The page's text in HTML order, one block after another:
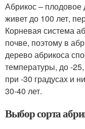
Абрикос –
живет до 100 лет,
Корневая система
почве, поэтому в
дерево абрикоса
температуры, до -
при -30 градусах и
30-40 лет.
Выбор сорта